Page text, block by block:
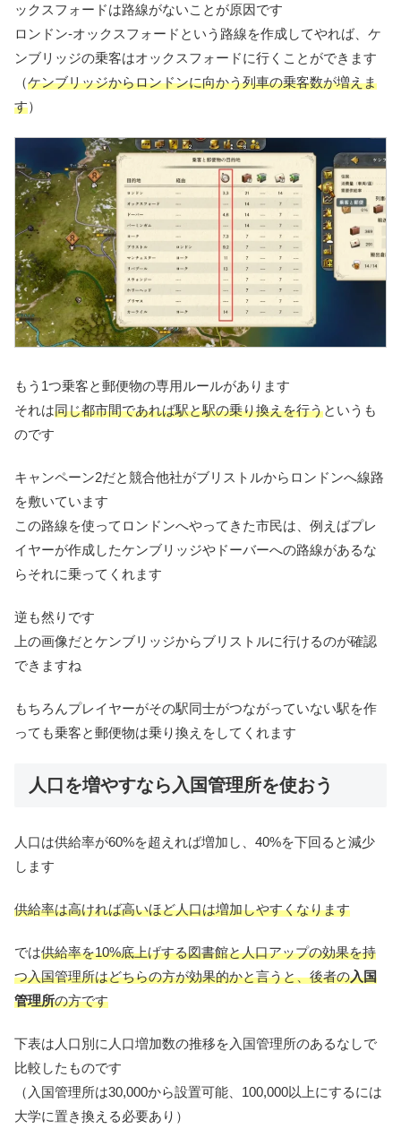
ックスフォードは路線がないことが原因です
ロンドン-オックスフォードという路線を作成してやれば、ケ
ンブリッジの乗客はオックスフォードに行くことができます
（ケンブリッジからロンドンに向かう列車の乗客数が増えま
す）
もう1つ乗客と郵便物の専用ルールがあります
それは同じ都市間であれば駅と駅の乗り換えを行うというも
のです
キャンペーン2だと競合他社がブリストルからロンドンへ線路
を敷いています
この路線を使ってロンドンへやってきた市民は、例えばプレ
イヤーが作成したケンブリッジやドーバーへの路線があるな
らそれに乗ってくれます
逆も然りです
上の画像だとケンブリッジからブリストルに行けるのが確認
できますね
もちろんプレイヤーがその駅同士がつながっていない駅を作
っても乗客と郵便物は乗り換えをしてくれます
人口を増やすなら入国管理所を使おう
人口は供給率が60%を超えれば増加し、40%を下回ると減少
します
供給率は高ければ高いほど人口は増加しやすくなります
では供給率を10%底上げする図書館と人口アップの効果を持
つ入国管理所はどちらの方が効果的かと言うと、後者の入国
管理所の方です
下表は人口別に人口増加数の推移を入国管理所のあるなしで
比較したものです
（入国管理所は30,000から設置可能、100,000以上にするには
大学に置き換える必要あり）